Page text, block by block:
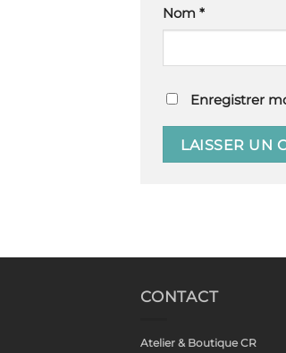
Nom *
Enregistrer
CONTACT
Atelier & Boutique CR